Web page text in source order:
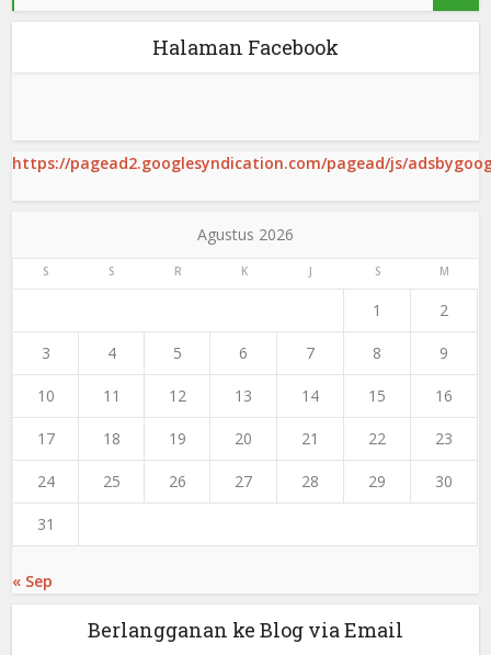
Halaman Facebook
https://pagead2.googlesyndication.com/pagead/js/
Agustus 2026
S S R K J S M
1 2
3 4 5 6 7 8 9
10 11 12 13 14 15 16
17 18 19 20 21 22 23
24 25 26 27 28 29 30
31
« Sep
Berlangganan ke Blog via Email